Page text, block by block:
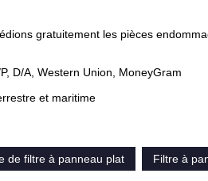
gratuitement les pièces
D/A, Western Union, MoneyGram
et maritime
de filtre à panneau plat Filtre à